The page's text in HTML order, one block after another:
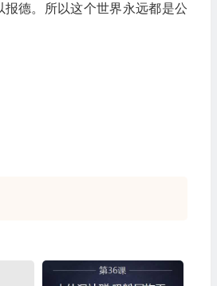
报德。所以这个世界永远都是公